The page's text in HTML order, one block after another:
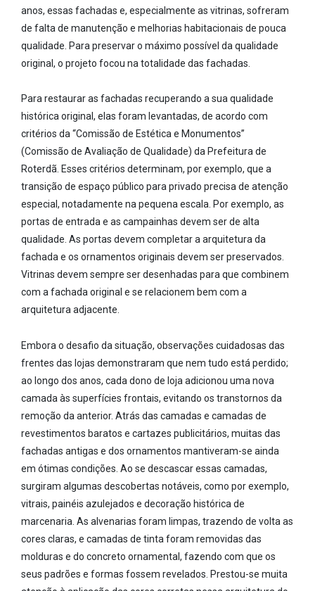
anos, essas fachadas e, especialmente as vitrinas, sofreram
de falta de manutenção e melhorias habitacionais de pouca
qualidade. Para preservar o máximo possível da qualidade
original, o projeto focou na totalidade das fachadas.
Para restaurar as fachadas recuperando a sua qualidade
histórica original, elas foram levantadas, de acordo com
critérios da “Comissão de Estética e Monumentos”
(Comissão de Avaliação de Qualidade) da Prefeitura de
Roterdã. Esses critérios determinam, por exemplo, que a
transição de espaço público para privado precisa de atenção
especial, notadamente na pequena escala. Por exemplo, as
portas de entrada e as campainhas devem ser de alta
qualidade. As portas devem completar a arquitetura da
fachada e os ornamentos originais devem ser preservados.
Vitrinas devem sempre ser desenhadas para que combinem
com a fachada original e se relacionem bem com a
arquitetura adjacente.
Embora o desafio da situação, observações cuidadosas das
frentes das lojas demonstraram que nem tudo está perdido;
ao longo dos anos, cada dono de loja adicionou uma nova
camada às superfícies frontais, evitando os transtornos da
remoção da anterior. Atrás das camadas e camadas de
revestimentos baratos e cartazes publicitários, muitas das
fachadas antigas e dos ornamentos mantiveram-se ainda
em ótimas condições. Ao se descascar essas camadas,
surgiram algumas descobertas notáveis, como por exemplo,
vitrais, painéis azulejados e decoração histórica de
marcenaria. As alvenarias foram limpas, trazendo de volta as
cores claras, e camadas de tinta foram removidas das
molduras e do concreto ornamental, fazendo com que os
seus padrões e formas fossem revelados. Prestou-se muita